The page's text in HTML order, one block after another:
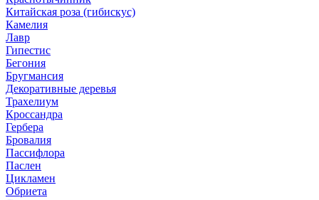
Китайская роза (гибискус)
Камелия
Лавр
Гипестис
Бегония
Бругмансия
Декоративные деревья
Трахелиум
Кроссандра
Гербера
Бровалия
Пассифлора
Паслен
Цикламен
Обриета